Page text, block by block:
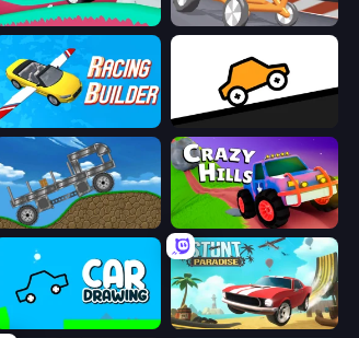
Merge & Construct Draw Crash Race
Racing Builder Bouncy Motors
Move It! Crazy Hills
Car Drawing Game Stunt Paradise